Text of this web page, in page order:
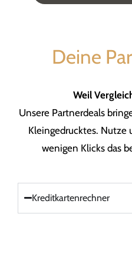
Deine
Weil
Unsere Partnerdeals
Kleingedrucktes. Nutze
wenigen Klicks das
Kreditkartenrechner